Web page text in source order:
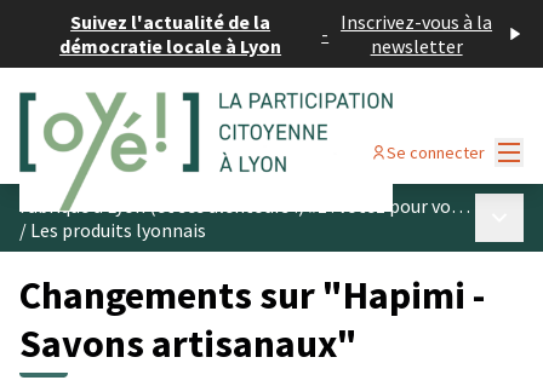
Suivez l'actualité de la
démocratie locale à Lyon
- Inscrivez-vous à la
newsletter
Se connecter
Fabriqué à Lyon (et ses alentours !) #1 : votez pour vos produits préférés
/ Les produits lyonnais
Changements sur "Hapimi -
Savons artisanaux"